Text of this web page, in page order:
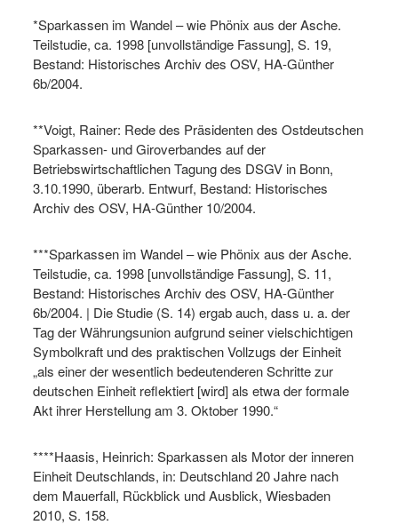
*Sparkassen im Wandel – wie Phönix aus der Asche.
Teilstudie, ca. 1998 [unvollständige Fassung], S. 19,
Bestand: Historisches Archiv des OSV, HA-Günther
6b/2004.
**Voigt, Rainer: Rede des Präsidenten des Ostdeutschen
Sparkassen- und Giroverbandes auf der
Betriebswirtschaftlichen Tagung des DSGV in Bonn,
3.10.1990, überarb. Entwurf, Bestand: Historisches
Archiv des OSV, HA-Günther 10/2004.
***Sparkassen im Wandel – wie Phönix aus der Asche.
Teilstudie, ca. 1998 [unvollständige Fassung], S. 11,
Bestand: Historisches Archiv des OSV, HA-Günther
6b/2004. | Die Studie (S. 14) ergab auch, dass u. a. der
Tag der Währungsunion aufgrund seiner vielschichtigen
Symbolkraft und des praktischen Vollzugs der Einheit
„als einer der wesentlich bedeutenderen Schritte zur
deutschen Einheit reflektiert [wird] als etwa der formale
Akt ihrer Herstellung am 3. Oktober 1990.“
****Haasis, Heinrich: Sparkassen als Motor der inneren
Einheit Deutschlands, in: Deutschland 20 Jahre nach
dem Mauerfall, Rückblick und Ausblick, Wiesbaden
2010, S. 158.